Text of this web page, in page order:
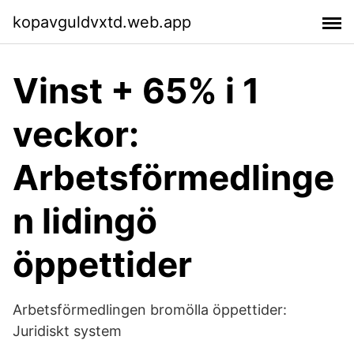
kopavguldvxtd.web.app
Vinst + 65% i 1
veckor:
Arbetsförmedlinge
n lidingö
öppettider
Arbetsförmedlingen bromölla öppettider:
Juridiskt system